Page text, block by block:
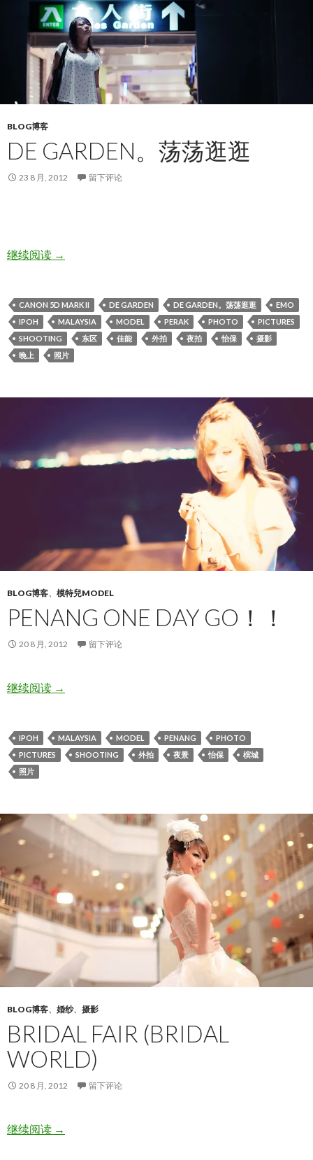
BLOG博客
DE GARDEN。荡荡逛逛
23 8 月, 2012 留下评论
继续阅读De garden。荡荡逛逛
→
CANON 5D MARK II DE GARDEN DE GARDEN。荡荡逛逛
EMO
IPOH
MALAYSIA MODEL PERAK PHOTO
PICTURES
SHOOTING
东区 佳能 外拍 夜拍 怡保
摄影
晚上
照片
BLOG博客、 模特兒MODEL
PENANG ONE DAY GO！！
20 8 月, 2012 留下评论
继续阅读Penang one day go！！
→
IPOH MALAYSIA MODEL PENANG
PHOTO
PICTURES
SHOOTING 外拍 夜景 怡保
槟城
照片
BLOG博客、 婚纱、 摄影
BRIDAL FAIR (BRIDAL
WORLD)
20 8 月, 2012 留下评论
继续阅读Bridal Fair (Bridal World)
→